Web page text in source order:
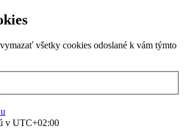
všetky cookies odoslané k vám týmto
v UTC+02:00